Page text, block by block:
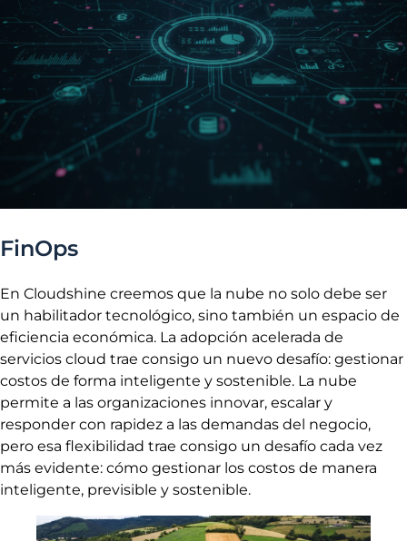
FinOps
En Cloudshine creemos que la nube no solo debe ser
un habilitador tecnológico, sino también un espacio de
eficiencia económica. La adopción acelerada de
servicios cloud trae consigo un nuevo desafío: gestionar
costos de forma inteligente y sostenible. La nube
permite a las organizaciones innovar, escalar y
responder con rapidez a las demandas del negocio,
pero esa flexibilidad trae consigo un desafío cada vez
más evidente: cómo gestionar los costos de manera
inteligente, previsible y sostenible.